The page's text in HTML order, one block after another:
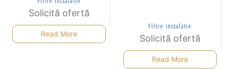
Solicită ofertă
Read More
Filtre instalatie
Solicită ofertă
Read More